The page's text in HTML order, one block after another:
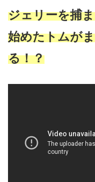
ジェリーを捕
始めたトムが
る！？